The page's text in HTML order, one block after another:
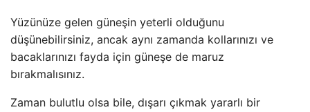
Yüzünüze gelen güneşin yeterli olduğunu
düşünebilirsiniz, ancak aynı zamanda kollarınızı ve
bacaklarınızı fayda için güneşe de maruz
bırakmalısınız.
Zaman bulutlu olsa bile, dışarı çıkmak yararlı bir